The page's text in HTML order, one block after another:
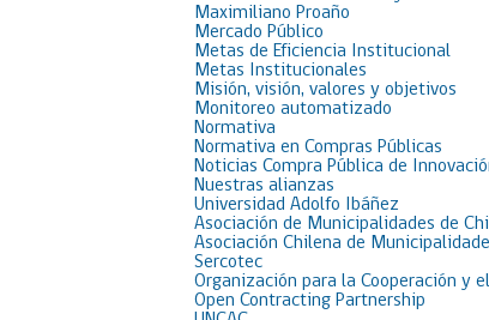
Maximiliano Proaño
Mercado Público
Metas de Eficiencia Institucional
Metas Institucionales
Misión, visión, valores y objetivos
Monitoreo automatizado
Normativa
Normativa en Compras Públicas
Noticias Compra Pública de
Nuestras alianzas
Universidad Adolfo Ibáñez
Asociación de Municipalidades de
Asociación Chilena de
Sercotec
Organización para la Cooperación y
Open Contracting Partnership